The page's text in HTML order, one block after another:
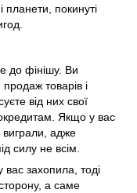
планети, покинуті
до фінішу. Ви
товарів і
від них свої
Якщо у вас
адже
силу не всім.
захопила, тоді
а саме